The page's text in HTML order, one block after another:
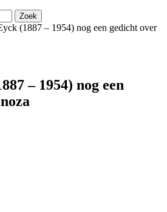
(1887 – 1954) nog een gedicht over
– 1954) nog een